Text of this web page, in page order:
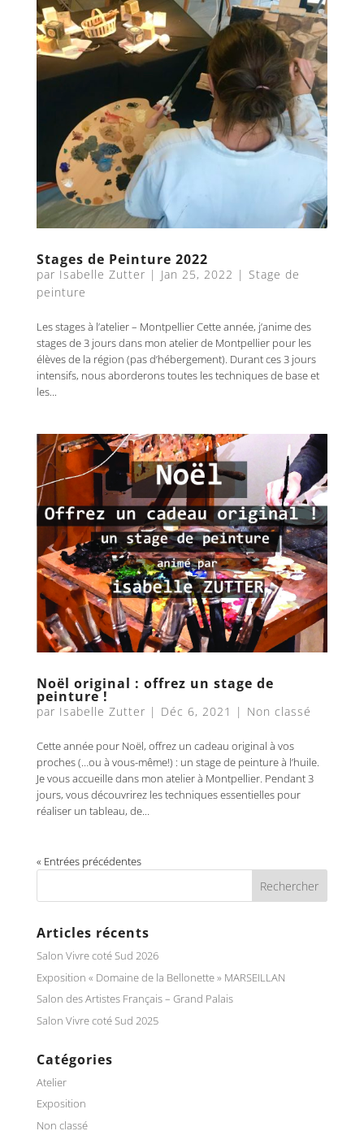
Stages de Peinture 2022
par Isabelle Zutter | Jan 25, 2022 | Stage de
peinture
Les stages à l’atelier – Montpellier Cette année, j’anime des
stages de 3 jours dans mon atelier de Montpellier pour les
élèves de la région (pas d’hébergement). Durant ces 3 jours
intensifs, nous aborderons toutes les techniques de base et
les...
Noël original : offrez un stage de
peinture !
par Isabelle Zutter | Déc 6, 2021 | Non classé
Cette année pour Noël, offrez un cadeau original à vos
proches (…ou à vous-même!) : un stage de peinture à l’huile.
Je vous accueille dans mon atelier à Montpellier. Pendant 3
jours, vous découvrirez les techniques essentielles pour
réaliser un tableau, de...
« Entrées précédentes
Articles récents
Salon Vivre coté Sud 2026
Exposition « Domaine de la Bellonette » MARSEILLAN
Salon des Artistes Français – Grand Palais
Salon Vivre coté Sud 2025
Catégories
Atelier
Exposition
Non classé